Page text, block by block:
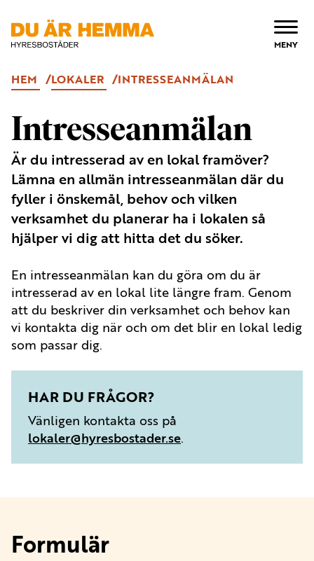
ÖPPNA
MENY
HEM LOKALER INTRESSEANMÄLAN
Intresseanmälan
Är du intresserad av en lokal framöver?
Lämna en allmän intresseanmälan där du
fyller i önskemål, behov och vilken
verksamhet du planerar ha i lokalen så
hjälper vi dig att hitta det du söker.
En intresseanmälan kan du göra om du är
intresserad av en lokal lite längre fram. Genom
att du beskriver din verksamhet och behov kan
vi kontakta dig när och om det blir en lokal ledig
som passar dig.
HAR DU FRÅGOR?
Vänligen kontakta oss på
lokaler@hyresbostader.se.
Formulär